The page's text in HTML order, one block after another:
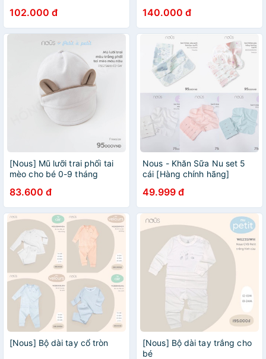
102.000 đ
Nous Bình Dương
Bipbipstore
140.000 đ
[Nous] Mũ lưỡi trai phối tai
mèo cho bé 0-9 tháng
83.600 đ
Nous - Khăn Sữa Nu set 5
cái [Hàng chính hãng]
49.999 đ
[Nous] Bộ dài tay cổ tròn
[Nous] Bộ dài tay trắng cho
bé